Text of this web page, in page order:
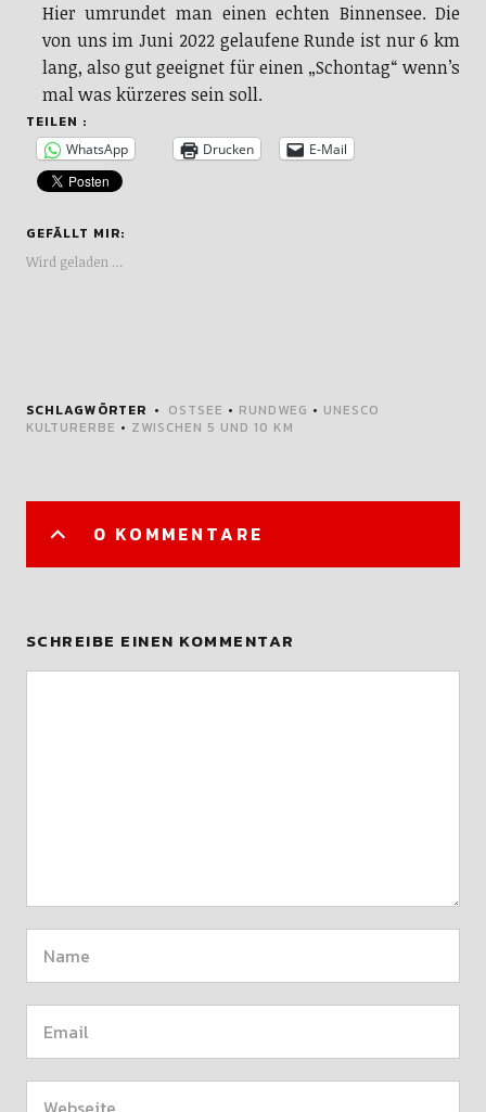
Hier umrundet man einen echten Binnensee. Die
von uns im Juni 2022 gelaufene Runde ist nur 6 km
lang, also gut geeignet für einen „Schontag“ wenn’s
mal was kürzeres sein soll.
TEILEN :
WhatsApp Drucken E-Mail
GEFÄLLT MIR:
Wird geladen …
SCHLAGWÖRTER OSTSEE • RUNDWEG • UNESCO
KULTURERBE • ZWISCHEN 5 UND 10 KM
0 KOMMENTARE
SCHREIBE EINEN KOMMENTAR